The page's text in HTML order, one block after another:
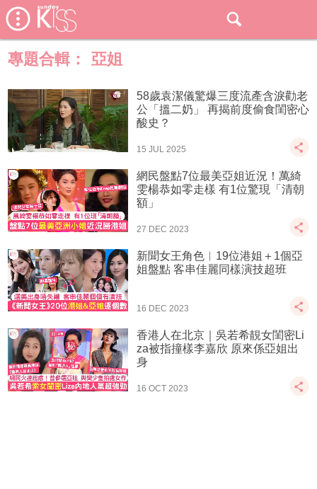
專題合輯： 亞姐
58歲袁潔儀驚爆三度流產含淚勸老
公「搵二奶」 再揭前度偷食閨密心
酸史？
15 JUL 2025
網民盤點7位最美亞姐近況！萬綺
雯楊恭如零走樣 有1位驚現「清朝
額」
27 DEC 2023
新聞女王角色︱19位港姐＋1個亞
姐盤點 客串佳麗同樣演技超班
16 DEC 2023
香港人在北京｜吳若希靚女閨密Li
za被指撞樣李嘉欣 原來係亞姐出
身
16 OCT 2023